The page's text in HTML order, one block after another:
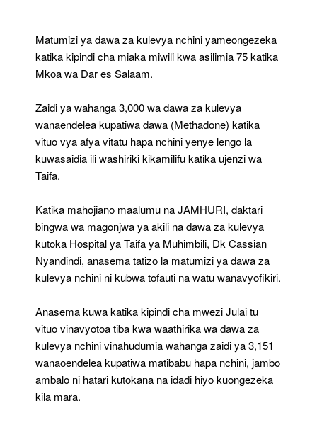
Matumizi ya dawa za kulevya nchini yameongezeka
katika kipindi cha miaka miwili kwa asilimia 75 katika
Mkoa wa Dar es Salaam.
Zaidi ya wahanga 3,000 wa dawa za kulevya
wanaendelea kupatiwa dawa (Methadone) katika
vituo vya afya vitatu hapa nchini yenye lengo la
kuwasaidia ili washiriki kikamilifu katika ujenzi wa
Taifa.
Katika mahojiano maalumu na JAMHURI, daktari
bingwa wa magonjwa ya akili na dawa za kulevya
kutoka Hospital ya Taifa ya Muhimbili, Dk Cassian
Nyandindi, anasema tatizo la matumizi ya dawa za
kulevya nchini ni kubwa tofauti na watu wanavyofikiri.
Anasema kuwa katika kipindi cha mwezi Julai tu
vituo vinavyotoa tiba kwa waathirika wa dawa za
kulevya nchini vinahudumia wahanga zaidi ya 3,151
wanaoendelea kupatiwa matibabu hapa nchini, jambo
ambalo ni hatari kutokana na idadi hiyo kuongezeka
kila mara.